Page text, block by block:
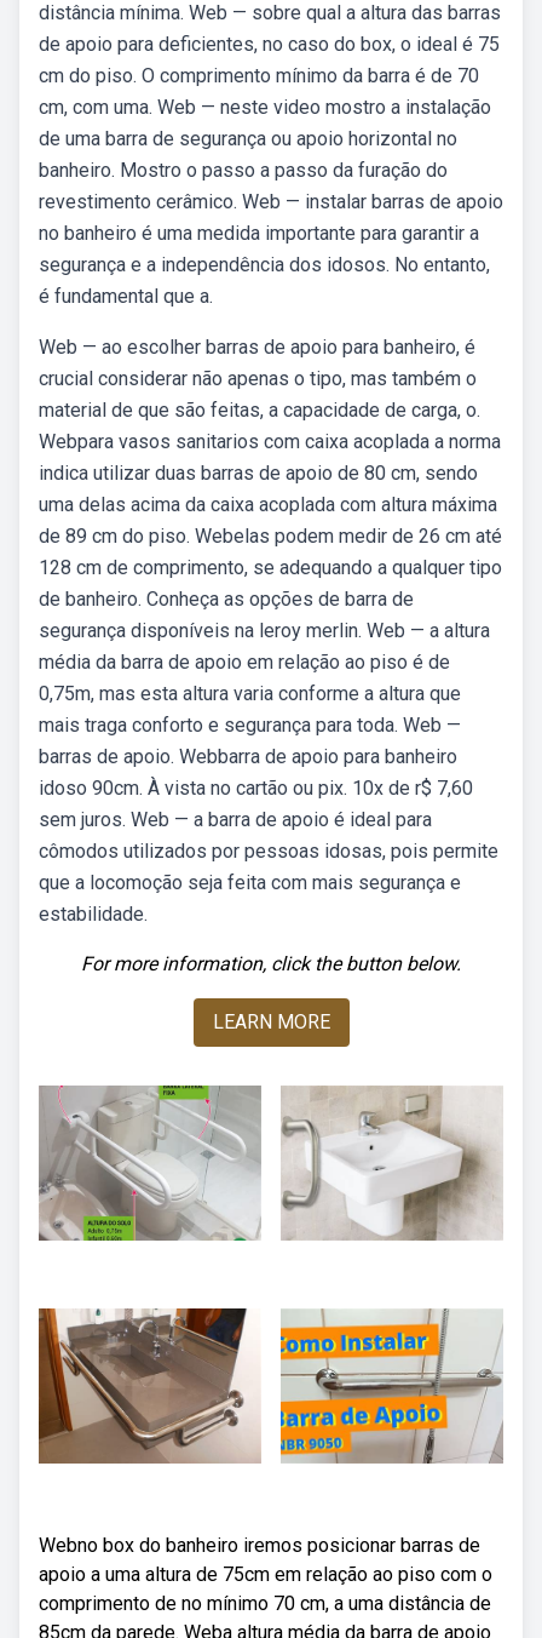
distância mínima. Web — sobre qual a altura das barras
de apoio para deficientes, no caso do box, o ideal é 75
cm do piso. O comprimento mínimo da barra é de 70
cm, com uma. Web — neste video mostro a instalação
de uma barra de segurança ou apoio horizontal no
banheiro. Mostro o passo a passo da furação do
revestimento cerâmico. Web — instalar barras de apoio
no banheiro é uma medida importante para garantir a
segurança e a independência dos idosos. No entanto,
é fundamental que a.
Web — ao escolher barras de apoio para banheiro, é
crucial considerar não apenas o tipo, mas também o
material de que são feitas, a capacidade de carga, o.
Webpara vasos sanitarios com caixa acoplada a norma
indica utilizar duas barras de apoio de 80 cm, sendo
uma delas acima da caixa acoplada com altura máxima
de 89 cm do piso. Webelas podem medir de 26 cm até
128 cm de comprimento, se adequando a qualquer tipo
de banheiro. Conheça as opções de barra de
segurança disponíveis na leroy merlin. Web — a altura
média da barra de apoio em relação ao piso é de
0,75m, mas esta altura varia conforme a altura que
mais traga conforto e segurança para toda. Web —
barras de apoio. Webbarra de apoio para banheiro
idoso 90cm. À vista no cartão ou pix. 10x de r$ 7,60
sem juros. Web — a barra de apoio é ideal para
cômodos utilizados por pessoas idosas, pois permite
que a locomoção seja feita com mais segurança e
estabilidade.
For more information, click the button below.
LEARN MORE
Webno box do banheiro iremos posicionar barras de
apoio a uma altura de 75cm em relação ao piso com o
comprimento de no mínimo 70 cm, a uma distância de
85cm da parede. Weba altura média da barra de apoio